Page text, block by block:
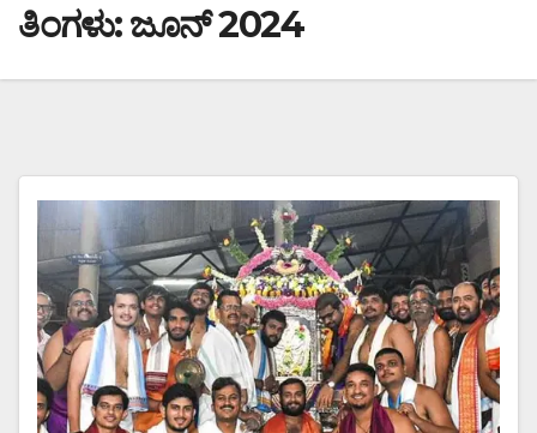
ತಿಂಗಳು:ಜೂನ್ 2024